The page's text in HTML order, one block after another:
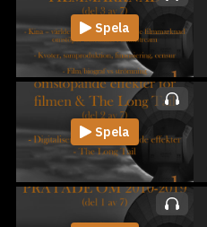
Spela
Spela